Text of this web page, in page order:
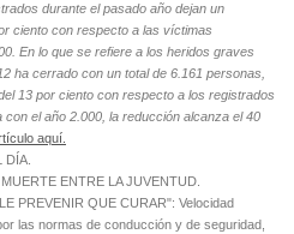
durante el pasado año dejan un
ciento con respecto a las víctimas
En lo que se refiere a los heridos graves
ha cerrado con un total de 6.161 personas,
13 por ciento con respecto a los registrados
con el año 2.000, la reducción alcanza el 40
aquí.
DÍA.
ENTRE LA JUVENTUD.
PREVENIR QUE CURAR": Velocidad
las normas de conducción y de seguridad,